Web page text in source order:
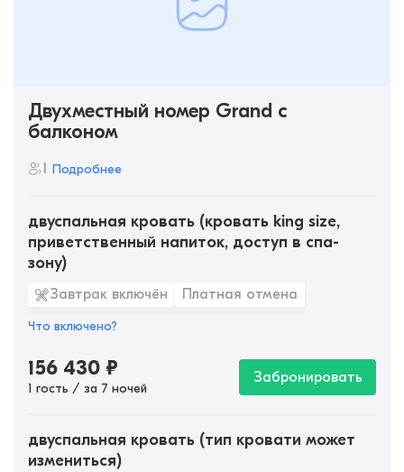
Двухместный номер Grand с
балконом
1 Подробнее
двуспальная кровать (кровать king size,
приветственный напиток, доступ в спа-
зону)
Завтрак включён Платная отмена
Что включено?
156 430 ₽
1 гость / за 7 ночей
Забронировать
двуспальная кровать (тип кровати может
измениться)